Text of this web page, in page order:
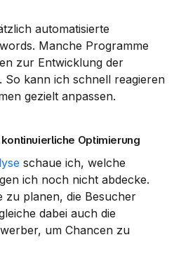
automatisierte
Manche Programme
zur Entwicklung der
So kann ich schnell reagieren
gezielt anpassen.
Optimierung
schaue ich, welche
ich noch nicht abdecke.
zu planen, die Besucher
dabei auch die
um Chancen zu